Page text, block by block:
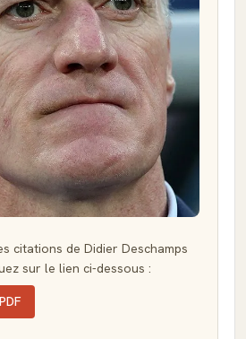
citations de Didier Deschamps
sur le lien ci-dessous :